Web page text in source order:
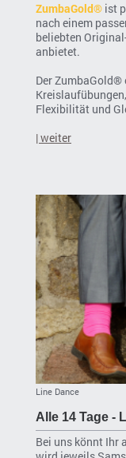
ZumbaGold® ist
nach einem
beliebten
anbietet.
Der ZumbaGold®
Flexibilität und
| weiter
Line Dance
Alle 14 Tage -
Bei uns könnt Ihr